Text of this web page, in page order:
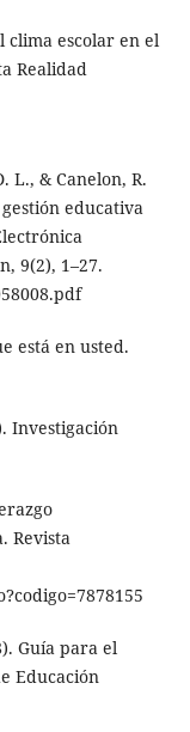
clima escolar en el
Realidad
L., & Canelon, R.
educativa
9(2), 1–27.
está en usted.
Investigación
Revista
Guía para el
Educación